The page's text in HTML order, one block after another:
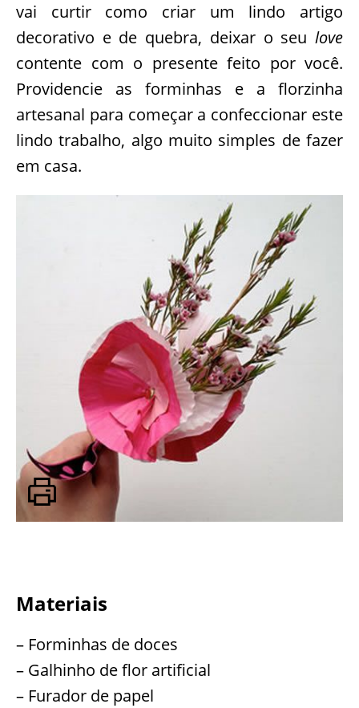
vai curtir como criar um lindo artigo
decorativo e de quebra, deixar o seu love
contente com o presente feito por você.
Providencie as forminhas e a florzinha
artesanal para começar a confeccionar este
lindo trabalho, algo muito simples de fazer
em casa.
Materiais
– Forminhas de doces
– Galhinho de flor artificial
– Furador de papel